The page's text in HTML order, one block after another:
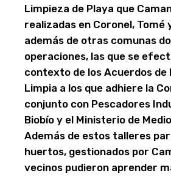
Limpieza de Playa que
realizadas en Coronel, Tomé
además de otras comunas
operaciones, las que se
contexto de los Acuerdos de
Limpia a los que adhiere la
conjunto con Pescadores
Biobío y el Ministerio de
Además de estos talleres
huertos, gestionados por
vecinos pudieron aprender